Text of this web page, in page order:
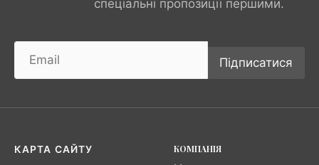
спеціальні пропозиції першими.
Підписатися
КАРТА САЙТУ
КОМПАНІЯ